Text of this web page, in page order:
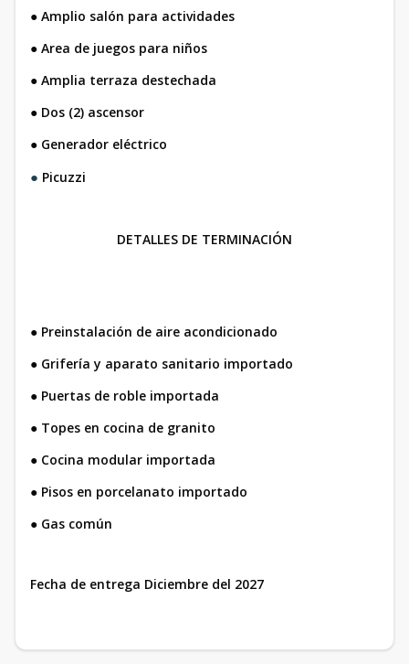
● Amplio salón para actividades
● Area de juegos para niños
● Amplia terraza destechada
● Dos (2) ascensor
● Generador eléctrico
● Picuzzi
DETALLES DE TERMINACIÓN
● Preinstalación de aire acondicionado
● Grifería y aparato sanitario importado
● Puertas de roble importada
● Topes en cocina de granito
● Cocina modular importada
● Pisos en porcelanato importado
● Gas común
Fecha de entrega Diciembre del 2027